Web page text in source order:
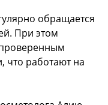
обращается
При этом
что работают на